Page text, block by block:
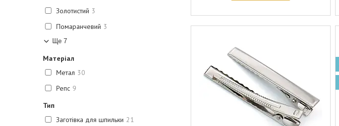
Золотистий 3
Помаранчевий 3
Ще 7
Матеріал
Метал 30
Репс 9
Тип
Заготівка для шпильки 21